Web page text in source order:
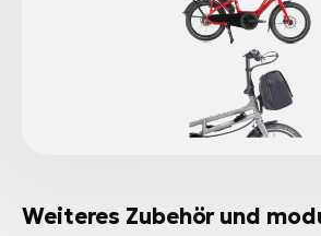
Weiteres Zubehör und